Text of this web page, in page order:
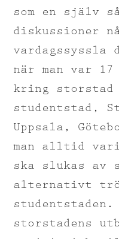
som en själv
diskussioner
när man var
kring storstad
studentstad,
Uppsala,
man alltid
ska slukas av
alternativt
storstadens